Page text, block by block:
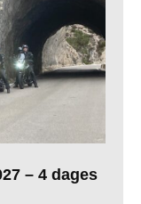
– 4 dages